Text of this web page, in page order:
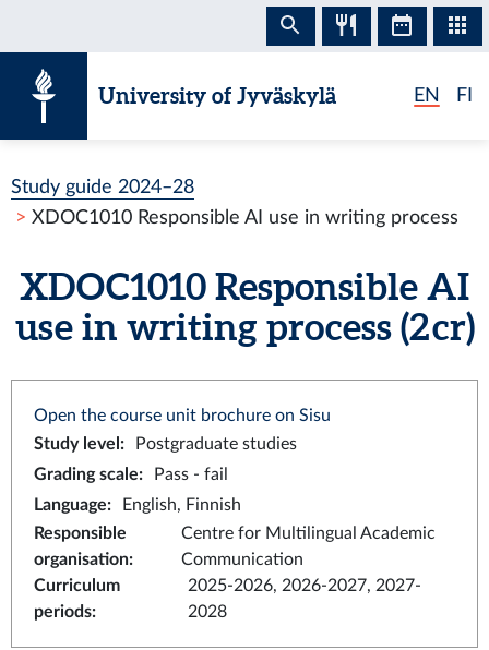
University of Jyväskylä EN FI
Study guide 2024–28
XDOC1010 Responsible AI use in writing process
XDOC1010 Responsible AI
use in writing process (2 cr)
Open the course unit brochure on Sisu
Study level :
Postgraduate studies
Grading scale:
Pass - fail
Language:
English, Finnish
Responsible
organisation:
Centre for Multilingual Academic
Communication
Curriculum
periods:
2025-2026, 2026-2027, 2027-
2028